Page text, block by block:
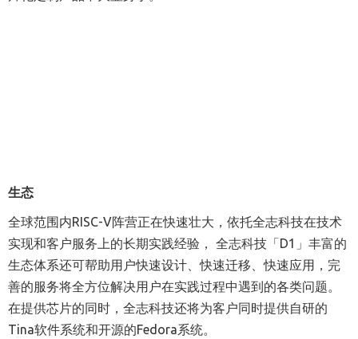
生态
全球范围内RISC-V阵营正在快速壮大，依托全志科技在技术
实现和客户服务上的长期实践经验， 全志科技「D1」丰富的
生态体系还可帮助用户快速设计、快速迁移、快速应用，完
善的服务将全方位解决用户在实践过程中遇到的各类问题。
在提供芯片的同时，全志科技还将为客户同时提供自研的
Tina软件系统和开源的Fedora系统。